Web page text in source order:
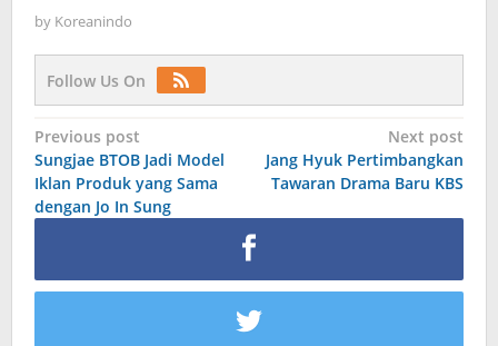
by Koreanindo
Follow Us On
Post
navigation
Previous post
Sungjae BTOB Jadi Model
Iklan Produk yang Sama
dengan Jo In Sung
Next post
Jang Hyuk Pertimbangkan
Tawaran Drama Baru KBS